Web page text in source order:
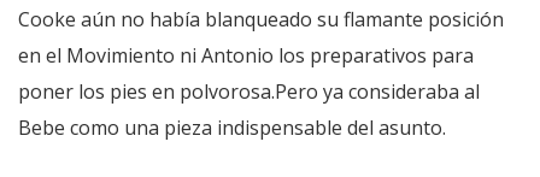
Cooke aún no había blanqueado su flamante posición
en el Movimiento ni Antonio los preparativos para
poner los pies en polvorosa.Pero ya consideraba al
Bebe como una pieza indispensable del asunto.